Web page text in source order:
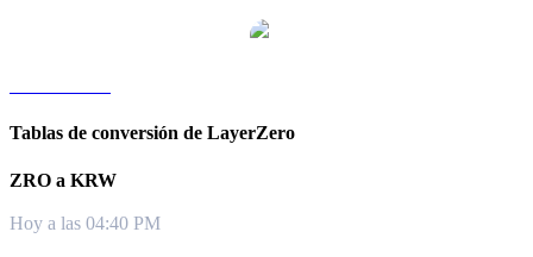
Tablas de conversión de LayerZero
ZRO a KRW
Hoy a las 04:40 PM